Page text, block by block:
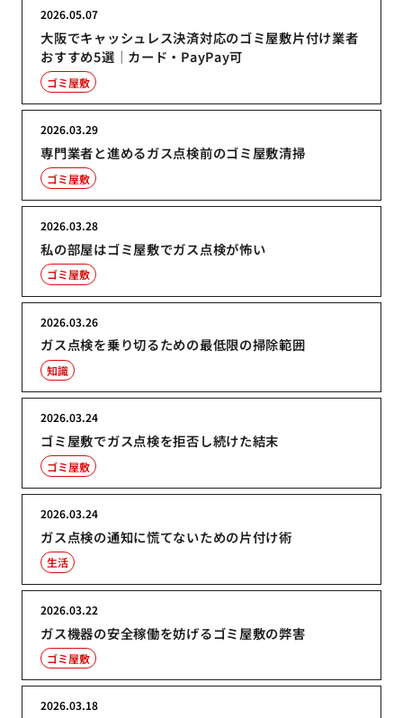
大阪でキャッシュレス決済対応のゴミ屋敷片付け業者
おすすめ5選｜カード・PayPay可
2026.05.07
ゴミ屋敷
専門業者と進めるガス点検前のゴミ屋敷清掃
2026.03.29
ゴミ屋敷
私の部屋はゴミ屋敷でガス点検が怖い
2026.03.28
ゴミ屋敷
ガス点検を乗り切るための最低限の掃除範囲
2026.03.26
知識
ゴミ屋敷でガス点検を拒否し続けた結末
2026.03.24
ゴミ屋敷
ガス点検の通知に慌てないための片付け術
2026.03.24
生活
ガス機器の安全稼働を妨げるゴミ屋敷の弊害
2026.03.22
ゴミ屋敷
2026.03.18